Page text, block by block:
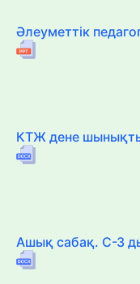
Әлеуметтік
КТЖ дене
Ашық сабақ. С-З